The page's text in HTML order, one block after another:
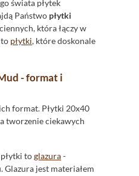
świata płytek
Państwo płytki
która łączy w
to płytki, które doskonale
- format i
format. Płytki 20x40
tworzenie ciekawych
toglazura-
Glazura jest materiałem